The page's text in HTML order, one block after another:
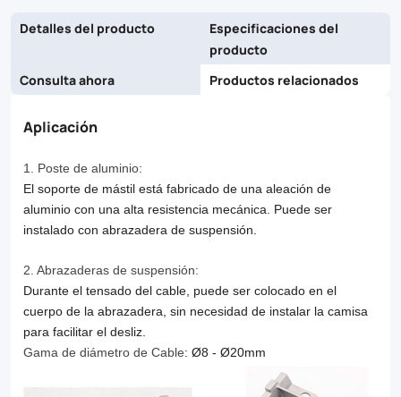
Detalles del producto
Especificaciones del
producto
Consulta ahora
Productos relacionados
Aplicación
1. Poste de aluminio:
El soporte de mástil está fabricado de una aleación de
aluminio con una alta resistencia mecánica. Puede ser
instalado con abrazadera de suspensión.
2. Abrazaderas de suspensión:
Durante el tensado del cable, puede ser colocado en el
cuerpo de la abrazadera, sin necesidad de instalar la camisa
para facilitar el desliz.
Gama de diámetro de Cable: Ø8 - Ø20mm